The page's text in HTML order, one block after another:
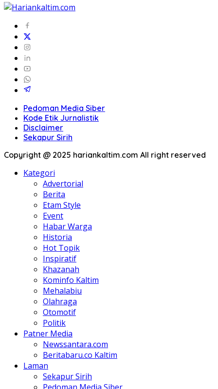
Pedoman Media Siber
Kode Etik Jurnalistik
Disclaimer
Sekapur Sirih
Copyright @ 2025 hariankaltim.com All right reserved
Kategori
Advertorial
Berita
Etam Style
Event
Habar Warga
Historia
Hot Topik
Inspiratif
Khazanah
Kominfo Kaltim
Mehalabiu
Olahraga
Otomotif
Politik
Patner Media
Newssantara.com
Beritabaru.co Kaltim
Laman
Sekapur Sirih